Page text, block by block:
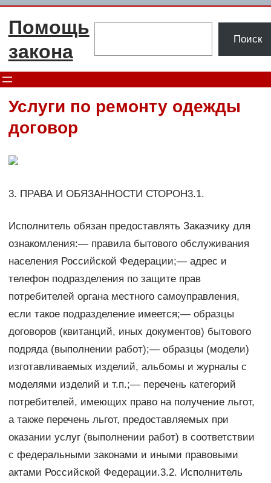
Перейти
Помощь
закона
Поиск
Услуги по ремонту одежды
договор
3. ПРАВА И ОБЯЗАННОСТИ СТОРОН3.1.
Исполнитель обязан предоставлять Заказчику для
ознакомления:— правила бытового обслуживания
населения Российской Федерации;— адрес и
телефон подразделения по защите прав
потребителей органа местного самоуправления,
если такое подразделение имеется;— образцы
договоров (квитанций, иных документов) бытового
подряда (выполнении работ);— образцы (модели)
изготавливаемых изделий, альбомы и журналы с
моделями изделий и т.п.;— перечень категорий
потребителей, имеющих право на получение льгот,
а также перечень льгот, предоставляемых при
оказании услуг (выполнении работ) в соответствии
с федеральными законами и иными правовыми
актами Российской Федерации.3.2. Исполнитель